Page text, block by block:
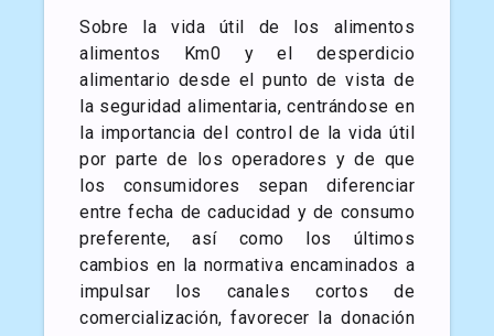
Sobre la vida útil de los alimentos
alimentos Km0 y el desperdicio
alimentario desde el punto de vista de
la seguridad alimentaria, centrándose en
la importancia del control de la vida útil
por parte de los operadores y de que
los consumidores sepan diferenciar
entre fecha de caducidad y de consumo
preferente, así como los últimos
cambios en la normativa encaminados a
impulsar los canales cortos de
comercialización, favorecer la donación